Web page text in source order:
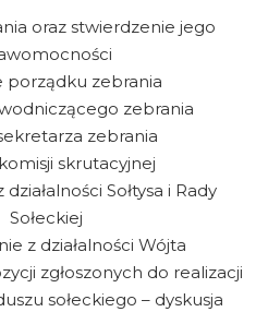
oraz stwierdzenie jego
porządku zebrania
zebrania
zebrania
skrutacyjnej
Sołtysa i Rady
Sołeckiej
z działalności Wójta
zgłoszonych do realizacji
sołeckiego – dyskusja